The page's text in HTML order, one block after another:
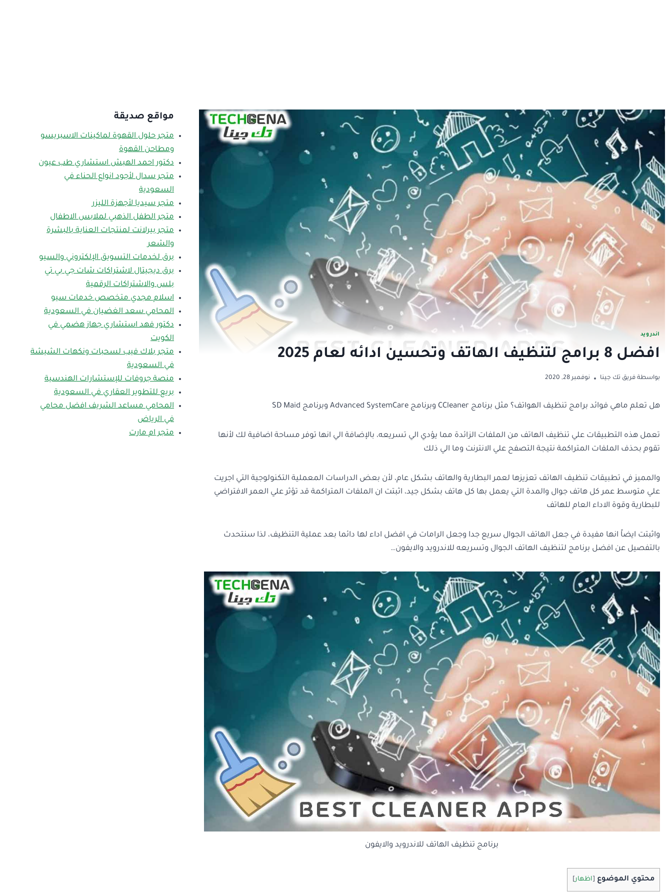
اندرويد
افضل 8 برامج لتنظيف الهاتف وتحسين ادائه لعام 2025
بواسطة فريق تك جينا نوفمبر 28, 2020
هل تعلم ماهي فوائد برامج تنظيف الهواتف؟ مثل برنامج CCleaner وبرنامج Advanced SystemCare وبرنامج SD Maid
تعمل هذه التطبيقات علي تنظيف الهاتف من الملفات الزائدة مما يؤدي الي تسريعه، بالإضافة الي انها توفر مساحة اضافية لك لأنها
تقوم بحذف الملفات المتراكمة نتيجة التصفح علي الانترنت وما الي ذلك
والمميز في تطبيقات تنظيف الهاتف تعزيزها لعمر البطارية والهاتف بشكل عام، لأن بعض الدراسات المعملية التكنولوجية التي اجريت
علي متوسط عمر كل هاتف جوال والمدة التي يعمل بها كل هاتف بشكل جيد، اثبتت ان الملفات المتراكمة قد تؤثر علي العمر الافتراضي
للبطارية وقوة الاداء العام للهاتف
واثبتت ايضاً انها مفيدة في جعل الهاتف الجوال سريع جدا وجعل الرامات في افضل اداء لها دائما بعد عملية التنظيف، لذا سنتحدث
بالتفصيل عن افضل برنامج لتنظيف الهاتف الجوال وتسريعه للاندرويد والايفون…
برنامج تنظيف الهاتف للاندرويد والايفون
محتوي الموضوع اظهار
مواقع صديقة
متجر حلول القهوة لماكينات الاسبريسو
ومطاحن القهوة
دكتور احمد الهبش استشاري طب عيون
متجر سدال لأجود انواع الحناء في
السعودية
متجر سيديا لأجهزة الليزر
متجر الطفل الذهبي لملابس الاطفال
متجر بيرلانت لمنتجات العناية بالبشرة
والشعر
برق لخدمات التسويق الإلكتروني والسيو
برق ديجيتال لاشتراكات شات جي بي تي
بلس والاشتراكات الرقمية
اسلام مجدي متخصص خدمات سيو
المحامي سعد الغضيان في السعودية
دكتور فهد استشاري جهاز هضمي في
الكويت
متجر بلاك فيب لسحبات ونكهات الشيشة
في السعودية
منصة جروفات للإستشارات الهندسية
بريع للتطوير العقاري في السعودية
المحامي مساعد الشريف افضل محامي
في الرياض
متجر ام مارت